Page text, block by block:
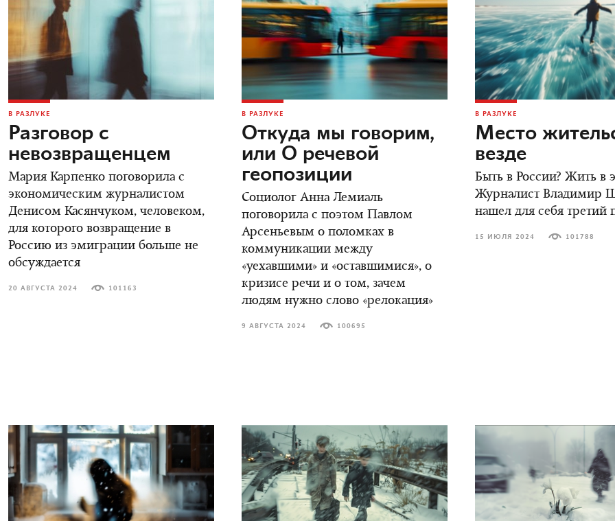
В РАЗЛУКЕ
Разговор с
невозвращенцем
Мария Карпенко поговорила с
экономическим журналистом
Денисом Касянчуком, человеком,
для которого возвращение в
Россию из эмиграции больше не
обсуждается
20 АВГУСТА 2024 101163
В РАЗЛУКЕ
Откуда мы говорим,
или О речевой
геопозиции
Социолог Анна Лемиаль
поговорила с поэтом Павлом
Арсеньевым о поломках в
коммуникации между
«уехавшими» и «оставшимися», о
кризисе речи и о том, зачем
людям нужно слово «релокация»
9 АВГУСТА 2024 100695
В РАЗЛУКЕ
Место
везде
Быть в России? Жить в
Журналист Владимир
нашел для себя третий
15 ИЮЛЯ 2024 101788